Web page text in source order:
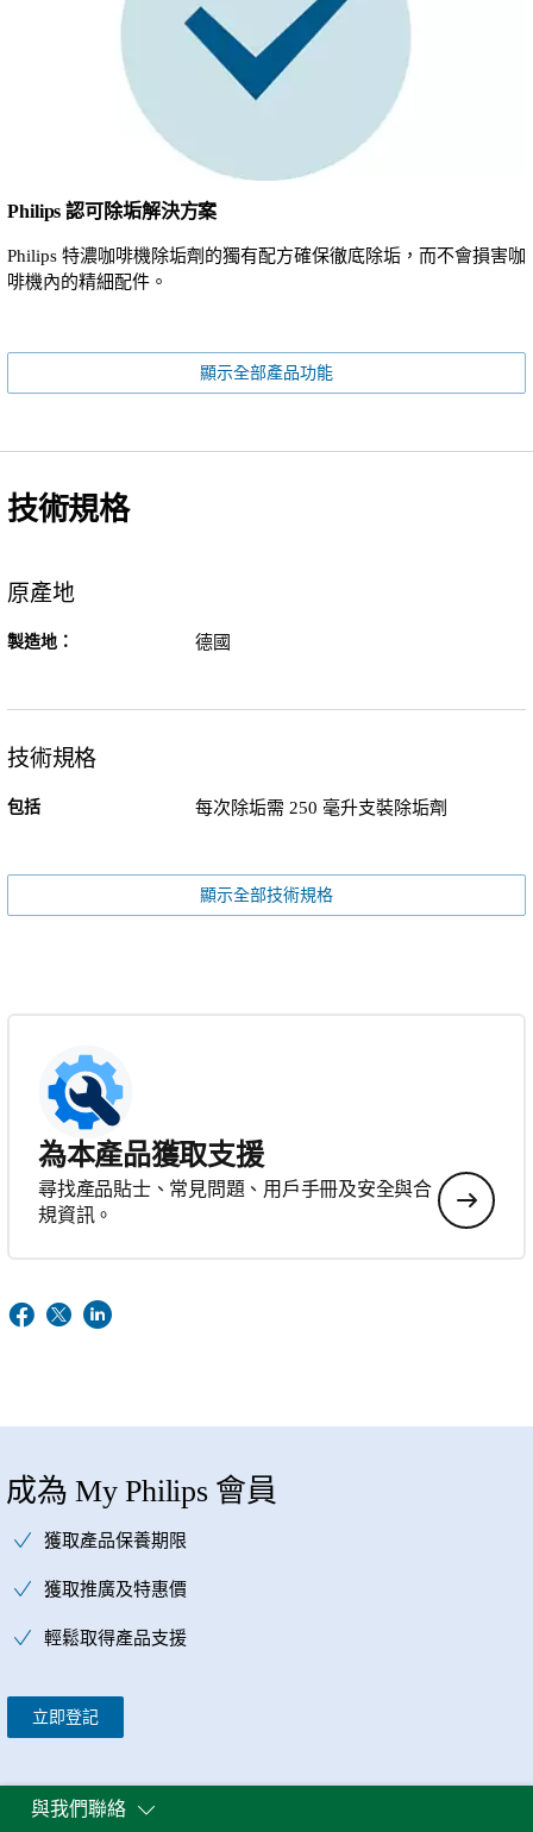
Philips 認可除垢解決方案
Philips 特濃咖啡機除垢劑的獨有配方確保徹底除垢，而不會損害咖
啡機內的精細配件。
顯示全部產品功能
技術規格
原產地
製造地： 德國
技術規格
包括 每次除垢需 250 毫升支裝除垢劑
顯示全部技術規格
為本產品獲取支援
尋找產品貼士、常見問題、用戶手冊及安全與合
規資訊。
成為 My Philips 會員
獲取產品保養期限
獲取推廣及特惠價
輕鬆取得產品支援
立即登記
與我們聯絡